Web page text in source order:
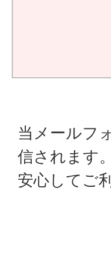
当メールフ
信されます。
安心してご